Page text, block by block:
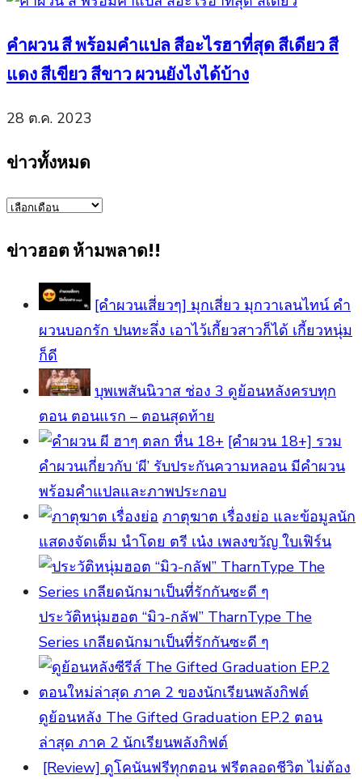
คำผวน สี พร้อมคำแปล สีอะไรฮาที่สุด สีเดียว สี
แดง สีเขียว สีขาว ผวนยังไงได้บ้าง
28 ต.ค. 2023
ข่าวทั้งหมด
ข่าว
ข่าวฮอต ห้ามพลาด!!
[คำผวนเสี่ยวๆ] มุกเสี่ยว มุกวาเลนไทน์ คำ
ผวนบอกรัก ปนทะลึ่ง เอาไว้เกี้ยวสาวก็ได้ เกี้ยวหนุ่ม
ก็ดี
บุพเพสันนิวาส ช่อง 3 ดูย้อนหลังครบทุก
ตอน ตอนแรก – ตอนสุดท้าย
[คําผวน 18+] รวม
คำผวนเกี่ยวกับ ‘ผี’ รับประกันความหลอน มีคำผวน
พร้อมคำแปลและภาพประกอบ
ภาตุฆาต เรื่องย่อ และข้อมูลนัก
แสดงจัดเต็ม นำโดย ตรี เน๋ง เพลงขวัญ ใบเฟิร์น
ประวัติหนุ่มฮอต “มิว-กลัฟ” TharnType The
Series เกลียดนักมาเป็นที่รักกันซะดี ๆ
ดูย้อนหลัง The Gifted Graduation EP.2 ตอน
ล่าสุด ภาค 2 นักเรียนพลังกิฟต์
[Review] ดูโคนันฟรีทุกตอน ฟรีตลอดชีวิต ไม่ต้อง